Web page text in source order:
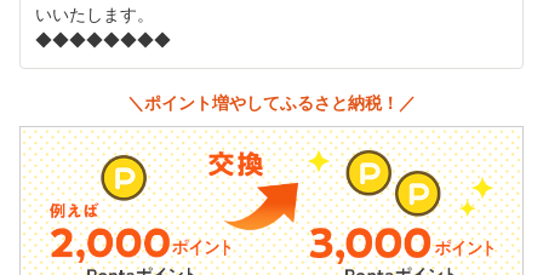
いいたします。
◆◆◆◆◆◆◆◆
＼ポイント増やしてふるさと納税！／